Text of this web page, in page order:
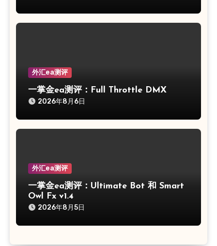
外汇ea测评
一掌金ea测评：Full Throttle DMX
2026年8月6日
外汇ea测评
一掌金ea测评：Ultimate Bot 和 Smart
Owl Fx v1.4
2026年8月5日